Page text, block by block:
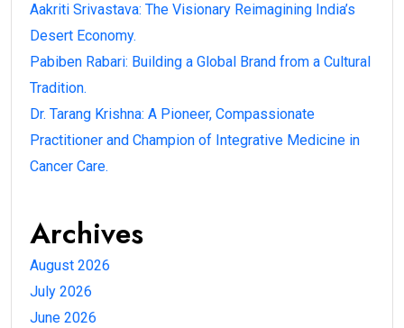
Aakriti Srivastava: The Visionary Reimagining India’s
Desert Economy.
Pabiben Rabari: Building a Global Brand from a Cultural
Tradition.
Dr. Tarang Krishna: A Pioneer, Compassionate
Practitioner and Champion of Integrative Medicine in
Cancer Care.
Archives
August 2026
July 2026
June 2026